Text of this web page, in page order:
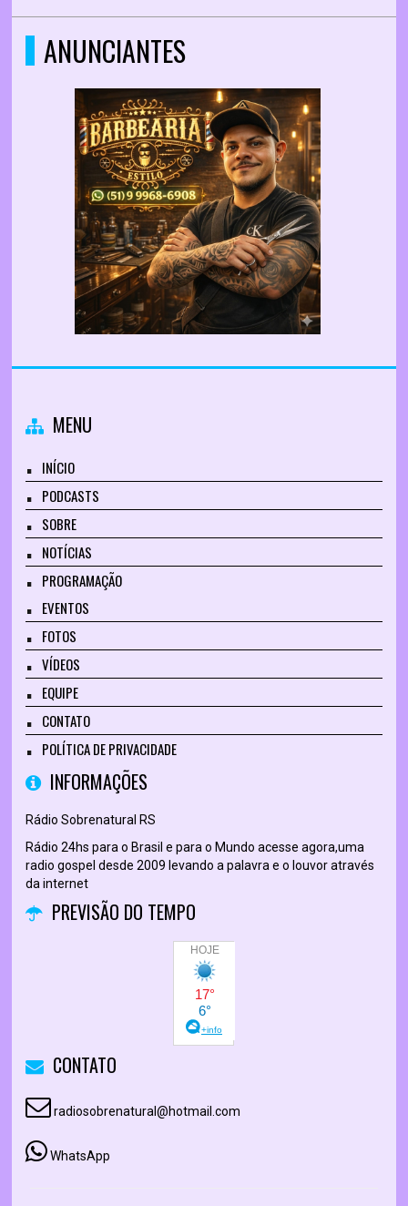
ANUNCIANTES
MENU
INÍCIO
PODCASTS
SOBRE
NOTÍCIAS
PROGRAMAÇÃO
EVENTOS
FOTOS
VÍDEOS
EQUIPE
CONTATO
POLÍTICA DE PRIVACIDADE
INFORMAÇÕES
Rádio Sobrenatural RS
Rádio 24hs para o Brasil e para o Mundo acesse agora,uma
radio gospel desde 2009 levando a palavra e o louvor através
da internet
PREVISÃO DO TEMPO
CONTATO
radiosobrenatural@hotmail.com
WhatsApp